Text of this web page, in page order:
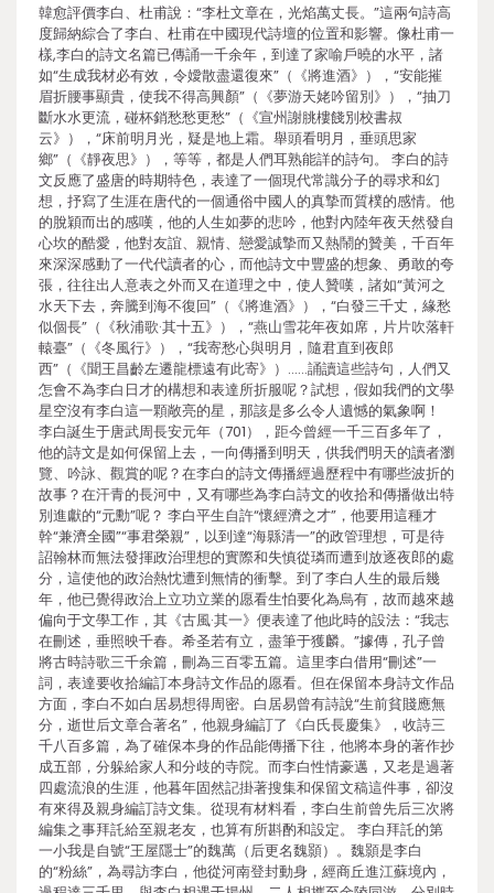
韓愈評價李白、杜甫說：“李杜文章在，光焰萬丈長。”這兩句詩高
度歸納綜合了李白、杜甫在中國現代詩壇的位置和影響。像杜甫一
樣,李白的詩文名篇已傳誦一千余年，到達了家喻戶曉的水平，諸
如“生成我材必有效，令嬡散盡還復來”（《將進酒》），“安能摧
眉折腰事顯貴，使我不得高興顏”（《夢游天姥吟留別》），“抽刀
斷水水更流，碰杯銷愁愁更愁”（《宣州謝朓樓餞別校書叔
云》），“床前明月光，疑是地上霜。舉頭看明月，垂頭思家
鄉”（《靜夜思》），等等，都是人們耳熟能詳的詩句。 李白的詩
文反應了盛唐的時期特色，表達了一個現代常識分子的尋求和幻
想，抒寫了生涯在唐代的一個通俗中國人的真摯而質樸的感情。他
的脫穎而出的感嘆，他的人生如夢的悲吟，他對內陸年夜天然發自
心坎的酷愛，他對友誼、親情、戀愛誠摯而又熱鬧的贊美，千百年
來深深感動了一代代讀者的心，而他詩文中豐盛的想象、勇敢的夸
張，往往出人意表之外而又在道理之中，使人贊嘆，諸如“黃河之
水天下去，奔騰到海不復回”（《將進酒》），“白發三千丈，緣愁
似個長”（《秋浦歌·其十五》），“燕山雪花年夜如席，片片吹落軒
轅臺”（《冬風行》），“我寄愁心與明月，隨君直到夜郎
西”（《聞王昌齡左遷龍標遠有此寄》）……誦讀這些詩句，人們又
怎會不為李白日才的構想和表達所折服呢？試想，假如我們的文學
星空沒有李白這一顆敞亮的星，那該是多么令人遺憾的氣象啊！
李白誕生于唐武周長安元年（701），距今曾經一千三百多年了，
他的詩文是如何保留上去，一向傳播到明天，供我們明天的讀者瀏
覽、吟詠、觀賞的呢？在李白的詩文傳播經過歷程中有哪些波折的
故事？在汗青的長河中，又有哪些為李白詩文的收拾和傳播做出特
別進獻的“元勳”呢？ 李白平生自許“懷經濟之才”，他要用這種才
幹“兼濟全國”“事君榮親”，以到達“海縣清一”的政管理想，可是待
詔翰林而無法發揮政治理想的實際和失慎從璘而遭到放逐夜郎的處
分，這使他的政治熱忱遭到無情的衝擊。到了李白人生的最后幾
年，他已覺得政治上立功立業的愿看生怕要化為烏有，故而越來越
偏向于文學工作，其《古風·其一》便表達了他此時的設法：“我志
在刪述，垂照映千春。希圣若有立，盡筆于獲麟。”據傳，孔子曾
將古時詩歌三千余篇，刪為三百零五篇。這里李白借用“刪述”一
詞，表達要收拾編訂本身詩文作品的愿看。但在保留本身詩文作品
方面，李白不如白居易想得周密。白居易曾有詩說“生前貧賤應無
分，逝世后文章合著名”，他親身編訂了《白氏長慶集》，收詩三
千八百多篇，為了確保本身的作品能傳播下往，他將本身的著作抄
成五部，分躲給家人和分歧的寺院。而李白性情豪邁，又老是過著
四處流浪的生涯，他暮年固然記掛著搜集和保留文稿這件事，卻沒
有來得及親身編訂詩文集。從現有材料看，李白生前曾先后三次將
編集之事拜託給至親老友，也算有所斟酌和設定。 李白拜託的第
一小我是自號“王屋隱士”的魏萬（后更名魏顥）。魏顥是李白
的“粉絲”，為尋訪李白，他從河南登封動身，經商丘進江蘇境內，